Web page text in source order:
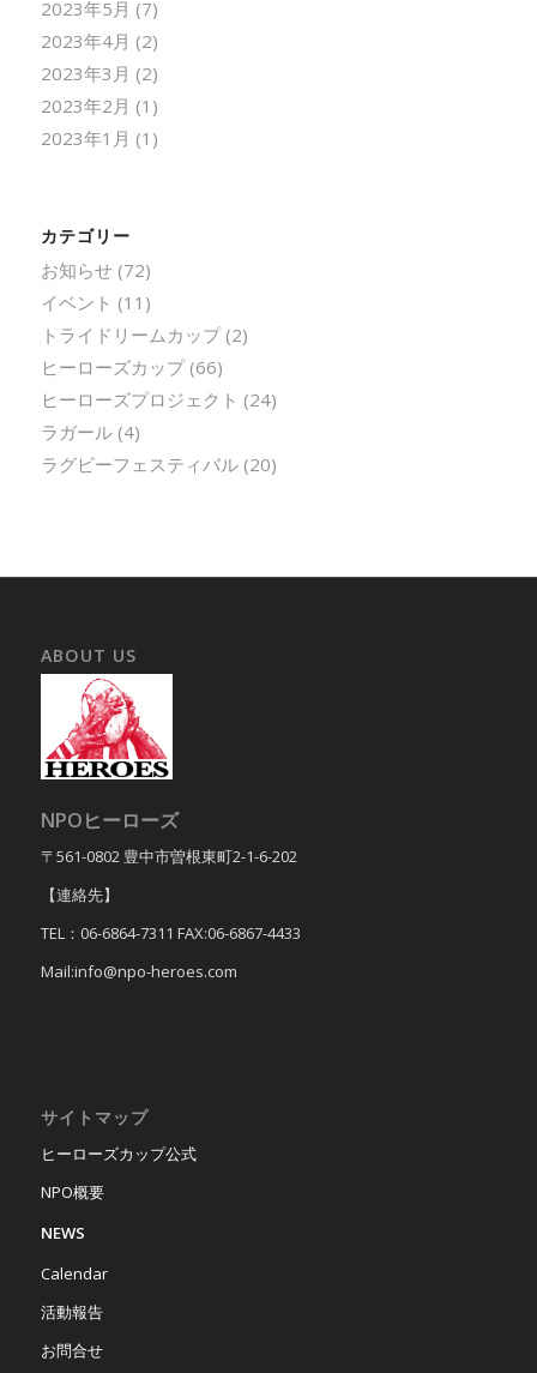
2023年5月 (7)
2023年4月 (2)
2023年3月 (2)
2023年2月 (1)
2023年1月 (1)
カテゴリー
お知らせ(72)
イベント (11)
トライドリームカップ(2)
ヒーローズカップ(66)
ヒーローズプロジェクト (24)
ラガール(4)
ラグビーフェスティバル(20)
ABOUT US
NPOヒーローズ
〒561-0802 豊中市曽根東町2-1-6-202
【連絡先】
TEL：06-6864-7311 FAX:06-6867-4433
Mail:info@npo-heroes.com
サイトマップ
ヒーローズカップ公式
NPO概要
NEWS
Calendar
活動報告
お問合せ